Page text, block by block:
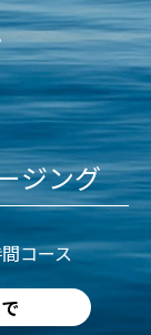
ジング
コース